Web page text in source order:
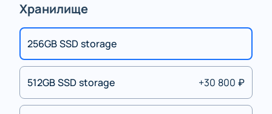
Хранилище
256GB SSD storage
512GB SSD storage +30 800 ₽